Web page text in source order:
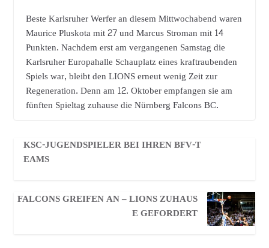
Beste Karlsruher Werfer an diesem Mittwochabend waren
Maurice Pluskota mit 27 und Marcus Stroman mit 14
Punkten. Nachdem erst am vergangenen Samstag die
Karlsruher Europahalle Schauplatz eines kraftraubenden
Spiels war, bleibt den LIONS erneut wenig Zeit zur
Regeneration. Denn am 12. Oktober empfangen sie am
fünften Spieltag zuhause die Nürnberg Falcons BC.
KSC-JUGENDSPIELER BEI IHREN BFV-T
EAMS
FALCONS GREIFEN AN – LIONS ZUHAUS
E GEFORDERT